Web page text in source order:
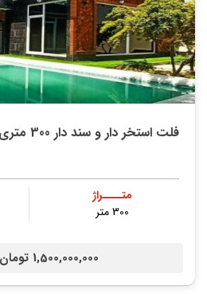
فلت استخر دار و سند دار 300 متری نزدیک به جنگل و دریا
متــــراژ
300 متر
1,500,000,000 تومان /